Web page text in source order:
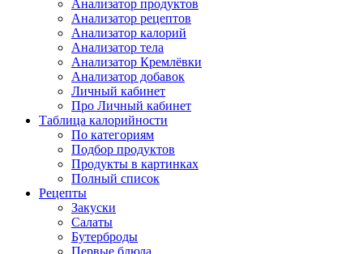
Анализатор продуктов
Анализатор рецептов
Анализатор калорий
Анализатор тела
Анализатор Кремлёвки
Анализатор добавок
Личный кабинет
Про Личный кабинет
Таблица калорийности
По категориям
Подбор продуктов
Продукты в картинках
Полный список
Рецепты
Закуски
Салаты
Бутерброды
Первые блюда